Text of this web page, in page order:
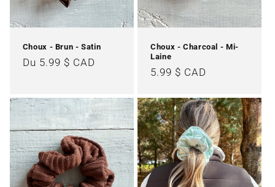
Choux - Brun - Satin
Prix
Du 5.99 $ CAD
Choux - Charcoal - Mi-
Laine
Prix
5.99 $ CAD